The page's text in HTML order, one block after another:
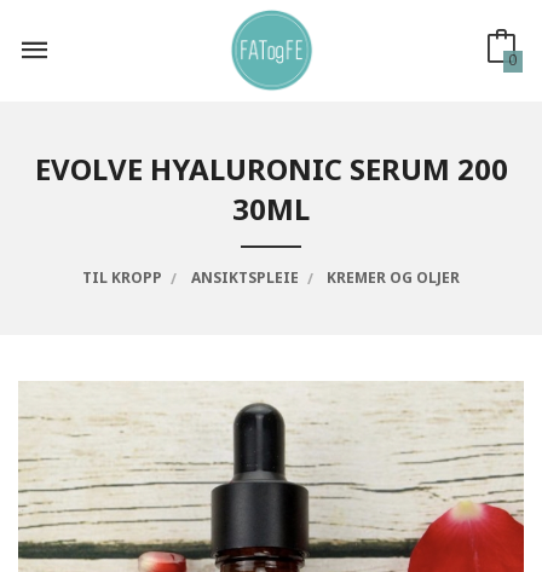
innholdet
0
EVOLVE HYALURONIC SERUM 200
30ML
TIL KROPP ANSIKTSPLEIE KREMER OG OLJER